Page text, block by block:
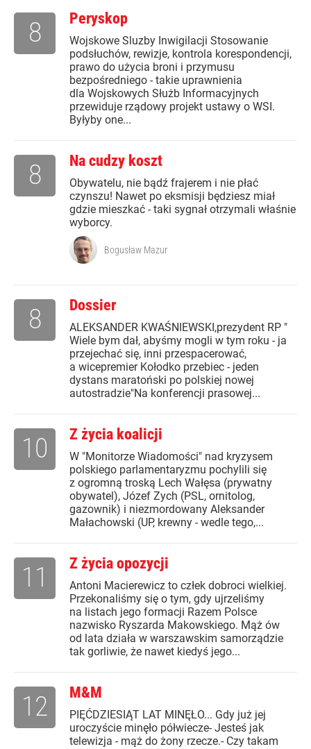
Peryskop
Wojskowe Sluzby Inwigilacji Stosowanie
podsłuchów, rewizje, kontrola korespondencji,
prawo do użycia broni i przymusu
bezpośredniego - takie uprawnienia
dla Wojskowych Służb Informacyjnych
przewiduje rządowy projekt ustawy o WSI.
Byłyby one...
8
Na cudzy koszt
Obywatelu, nie bądź frajerem i nie płać
czynszu! Nawet po eksmisji będziesz miał
gdzie mieszkać - taki sygnał otrzymali właśnie
wyborcy.
8
Bogusław Mazur
Dossier
ALEKSANDER KWAŚNIEWSKI,prezydent RP "
Wiele bym dał, abyśmy mogli w tym roku - ja
przejechać się, inni przespacerować,
a wicepremier Kołodko przebiec - jeden
dystans maratoński po polskiej nowej
autostradzie"Na konferencji prasowej...
8
Z życia koalicji
W "Monitorze Wiadomości" nad kryzysem
polskiego parlamentaryzmu pochylili się
z ogromną troską Lech Wałęsa (prywatny
obywatel), Józef Zych (PSL, ornitolog,
gazownik) i niezmordowany Aleksander
Małachowski (UP, krewny - wedle tego,...
10
Z życia opozycji
Antoni Macierewicz to człek dobroci wielkiej.
Przekonaliśmy się o tym, gdy ujrzeliśmy
na listach jego formacji Razem Polsce
nazwisko Ryszarda Makowskiego. Mąż ów
od lata działa w warszawskim samorządzie
tak gorliwie, że nawet kiedyś jego...
11
M&M
PIĘĆDZIESIĄT LAT MINĘŁO... Gdy już jej
uroczyście minęło półwiecze- Jesteś jak
telewizja - mąż do żony rzecze.- Czy takam
12